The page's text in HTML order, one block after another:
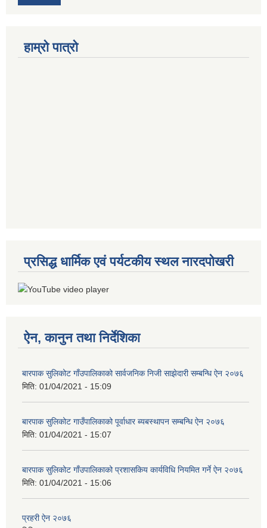
हाम्रो पात्रो
प्रसिद्ध धार्मिक एवं पर्यटकीय स्थल नारदपोखरी
ऐन, कानुन तथा निर्देशिका
बारपाक सुलिकोट गाँउपालिकाको सार्वजनिक निजी साझेदारी सम्बन्धि ऐन २०७६
मिति: 01/04/2021 - 15:09
बारपाक सुलिकोट गाउँपालिकाको पूर्वाधार ब्यबस्थापन सम्बन्धि ऐन २०७६
मिति: 01/04/2021 - 15:07
बारपाक सुलिकोट गाँउपालिकाको प्रशासकिय कार्यविधि नियमित गर्ने ऐन २०७६
मिति: 01/04/2021 - 15:06
प्रहरी ऐन २०७६